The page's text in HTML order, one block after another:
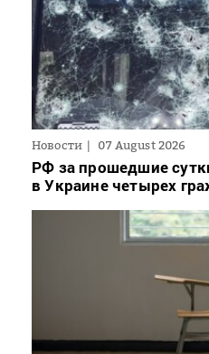
Новости 07 August 2026
РФ за прошедшие
в Украине четырех